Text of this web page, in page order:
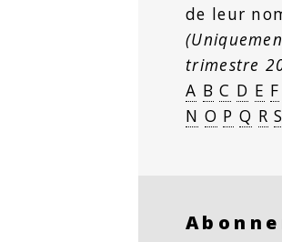
de leur
trimestre
A B C D E F
N O P Q R S